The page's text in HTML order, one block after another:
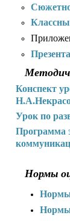
Конспект
Урок по
Программа
Нормы
Нормы
Нормы